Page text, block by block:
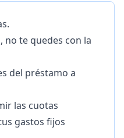
no te quedes con la
del préstamo a
las cuotas
gastos fijos